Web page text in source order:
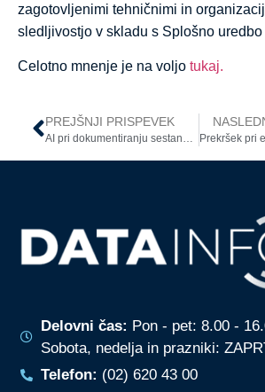
zagotovljenimi tehničnimi in
sledljivostjo v skladu s Splošno uredbo
Celotno mnenje je na voljo tukaj.
PREJŠNJI PRISPEVEK
Delovni čas: Pon - pet: 8.00 -
Sobota, nedelja in prazniki:
Telefon: (02) 620 43 00